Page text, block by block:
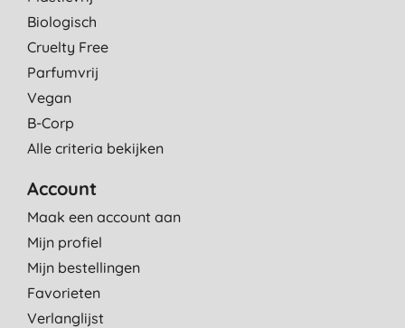
Biologisch
Cruelty Free
Parfumvrij
Vegan
B-Corp
Alle criteria bekijken
Account
Maak een account aan
Mijn profiel
Mijn bestellingen
Favorieten
Verlanglijst